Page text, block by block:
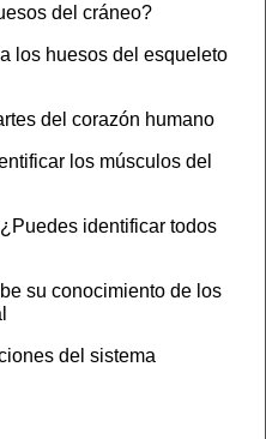
del cráneo?
los huesos del esqueleto
del corazón humano
los músculos del
identificar todos
su conocimiento de los
del sistema